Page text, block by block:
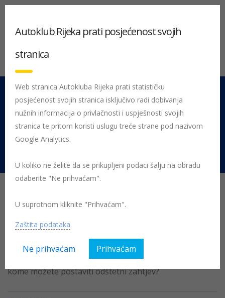
051 212 442 Centrala
Pon - Pet 08:00 - 16:00
Rujevica 9/1, 51000 Rijeka
Odgovornost za štetu
osoba koje održavaju
ceste
Odron kamenja, led, masna mrlja, rupa na cesti... kada i
kome možete postaviti odštetni zahtjev?
Autoklub Rijeka prati posjećenost svojih
stranica
Web stranica Autokluba Rijeka prati statističku
posjećenost svojih stranica isključivo radi dobivanja
nužnih informacija o privlačnosti i uspješnosti svojih
stranica te pritom koristi uslugu treće strane pod nazivom
Google Analytics.
U koliko ne želite da se prikupljeni podaci šalju na obradu
odaberite "Ne prihvaćam".
U suprotnom kliknite "Prihvaćam".
Zaštita podataka
Ne prihvaćam Prihvaćam